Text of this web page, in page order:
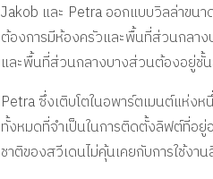
Jakob และ Petra ออกแบบวิลล่าขน
ต้องการมีห้องครัวและพื้นที่ส่วนกลา
และพื้นที่ส่วนกลางบางส่วนต้องอยู่ชั้น
Petra ซึ่งเติบโตในอพาร์ตเมนต์แห่ง
ทั้งหมดที่จำเป็นในการติดตั้งลิฟต์ที่อยู่
ชาติของสวีเดนไม่คุ้นเคยกับการใช้ง